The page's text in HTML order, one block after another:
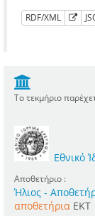
RDF/XML
Το τεκμήριο
Εθνικό
Αποθετήριο :
Ήλιος -
αποθετήρια EKT